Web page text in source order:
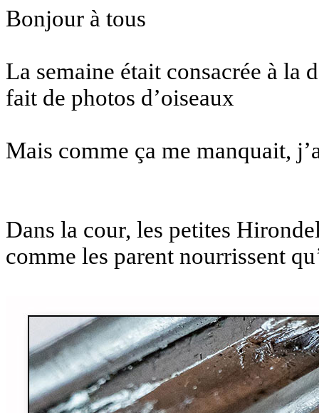
Bonjour à tous
La semaine était consacrée à la
fait de photos d’oiseaux
Mais comme ça me manquait,
Dans la cour, les petites
comme les parent nourrissent